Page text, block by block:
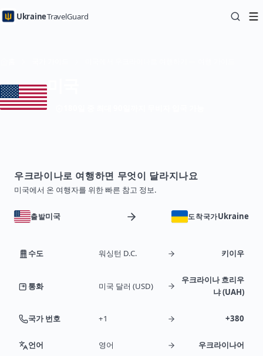
UkraineTravelGuard
우크라이나로 여행하면 무엇이 달라지나요
미국에서 온 여행자를 위한 빠른 참고 정보.
출발미국 도착국가Ukraine
수도 워싱턴 D.C. 키이우
통화 미국 달러 (USD)
우크라이나 흐리우
냐 (UAH)
국가 번호 +1 +380
언어 영어 우크라이나어